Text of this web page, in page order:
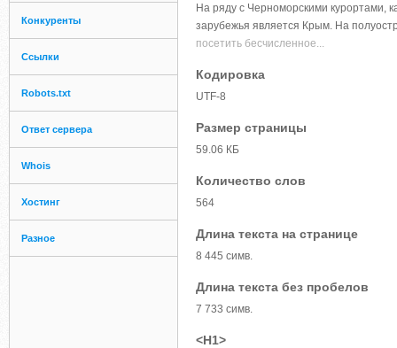
Конкуренты
Ссылки
Robots.txt
Ответ сервера
Whois
Хостинг
Разное
На ряду с Черноморскими курортами,
зарубежья является Крым. На
посетить бесчисленное...
Кодировка
UTF-8
Размер страницы
59.06 КБ
Количество слов
564
Длина текста на странице
8 445 симв.
Длина текста без пробелов
7 733 симв.
<H1>